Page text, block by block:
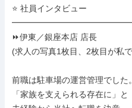
⭐ 社員インタビュー
⏩伊東／銀座本店 店長
(求人の写真1枚目、2枚目が私
前職は駐車場の運営管理でした。
「家族を支えられる存在に」と